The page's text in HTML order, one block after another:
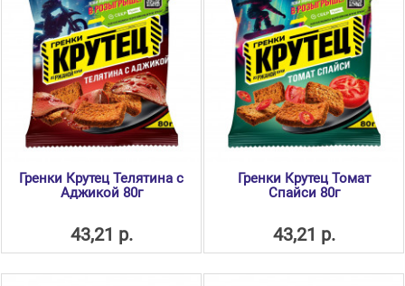
Гренки Крутец Телятина с
Аджикой 80г
43,21 р.
Гренки Крутец Томат
Спайси 80г
43,21 р.